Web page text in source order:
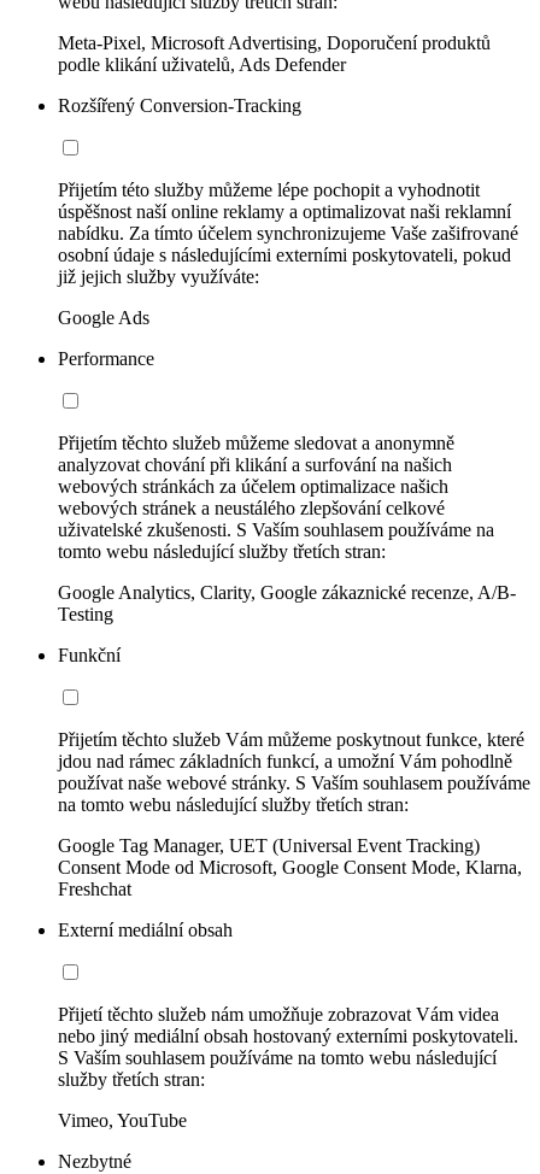
Meta-Pixel, Microsoft Advertising, Doporučení produktů
podle klikání uživatelů, Ads Defender
Rozšířený Conversion-Tracking
Přijetím této služby můžeme lépe pochopit a vyhodnotit
úspěšnost naší online reklamy a optimalizovat naši reklamní
nabídku. Za tímto účelem synchronizujeme Vaše zašifrované
osobní údaje s následujícími externími poskytovateli, pokud
již jejich služby využíváte:
Google Ads
Performance
Přijetím těchto služeb můžeme sledovat a anonymně
analyzovat chování při klikání a surfování na našich
webových stránkách za účelem optimalizace našich
webových stránek a neustálého zlepšování celkové
uživatelské zkušenosti. S Vaším souhlasem používáme na
tomto webu následující služby třetích stran:
Google Analytics, Clarity, Google zákaznické recenze, A/B-
Testing
Funkční
Přijetím těchto služeb Vám můžeme poskytnout funkce, které
jdou nad rámec základních funkcí, a umožní Vám pohodlně
používat naše webové stránky. S Vaším souhlasem používáme
na tomto webu následující služby třetích stran:
Google Tag Manager, UET (Universal Event Tracking)
Consent Mode od Microsoft, Google Consent Mode, Klarna,
Freshchat
Externí mediální obsah
Přijetí těchto služeb nám umožňuje zobrazovat Vám videa
nebo jiný mediální obsah hostovaný externími poskytovateli.
S Vaším souhlasem používáme na tomto webu následující
služby třetích stran:
Vimeo, YouTube
Nezbytné